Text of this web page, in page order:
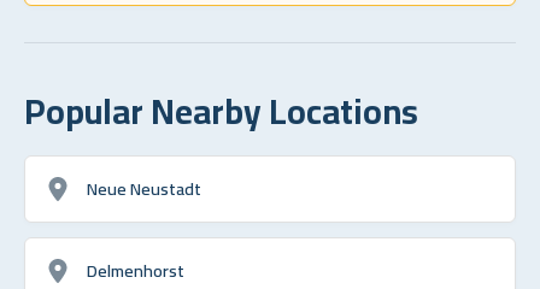
Popular Nearby Locations
Neue Neustadt
Delmenhorst